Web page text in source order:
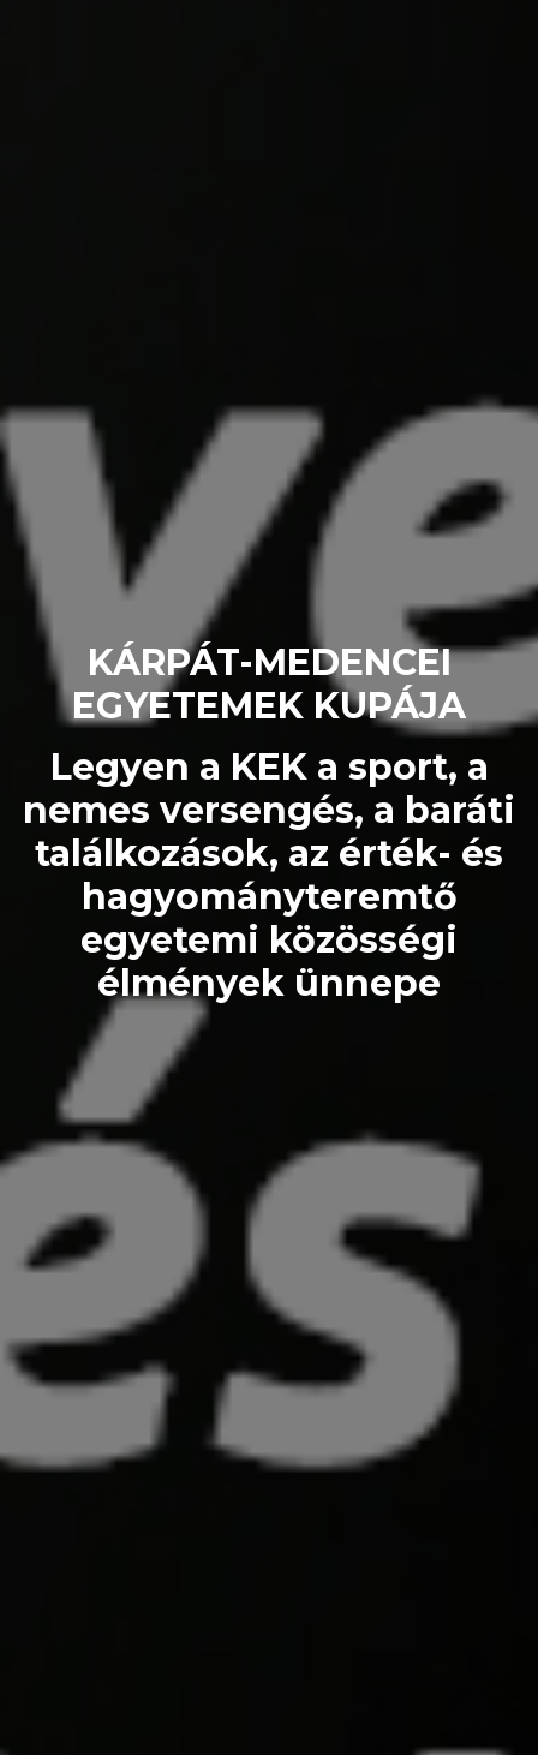
KÁRPÁT-MEDENCEI
EGYETEMEK KUPÁJA
Legyen a KEK a sport, a
nemes versengés, a baráti
találkozások, az érték- és
hagyományteremtő
egyetemi közösségi
élmények ünnepe